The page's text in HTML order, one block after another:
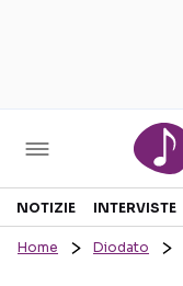
Sezioni
NOTIZIE INTERVISTE
Home Diodato